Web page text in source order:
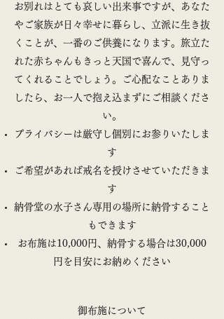
お別れはとても哀しい出来事ですが、あなた
やご家族が日々幸せに暮らし、立派に生き抜
くことが、一番のご供養になります。旅立た
れた赤ちゃんもきっと天国で喜んで、見守っ
てくれることでしょう。ご心配なことありま
したら、お一人で抱え込まずにご相談くださ
い。
プライバシーは厳守し個別にお参りいたしま
す
ご希望があれば戒名を授けさせていただきま
す
納骨堂の水子さん専用の場所に納骨すること
もできます
お布施は10,000円、納骨する場合は30,000
円を目安にお納めください
御布施について